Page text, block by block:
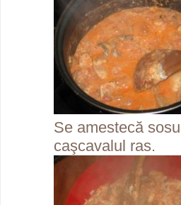
Se amestecă
caşcavalul ras.